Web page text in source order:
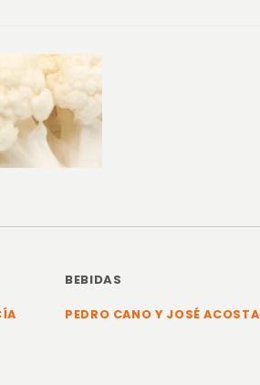
BEBIDAS
PEDRO CANO Y JOSÉ ACOSTA